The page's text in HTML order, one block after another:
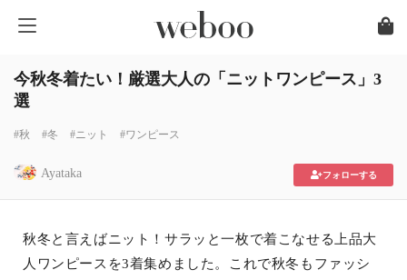
今秋冬着たい！厳選大人の「ニットワンピース」3
選
#秋 #冬 #ニット #ワンピース
Ayataka フォローする
秋冬と言えばニット！サラッと一枚で着こなせる上品大
人ワンピースを3着集めました。これで秋冬もファッシ